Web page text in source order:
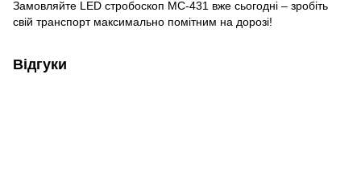
Замовляйте LED стробоскоп МС-431 вже сьогодні – зробіть
свій транспорт максимально помітним на дорозі!
Відгуки